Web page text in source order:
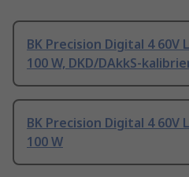
BK Precision Digital 4
100 W, DKD/DAkkS-
BK Precision Digital 4
100 W